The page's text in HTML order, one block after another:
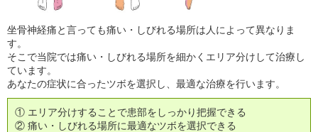
坐骨神経痛と言っても痛い・しびれる場所は人によって異なりま
す。
そこで当院では痛い・しびれる場所を細かくエリア分けして治療し
ています。
あなたの症状に合ったツボを選択し、最適な治療を行います。
① エリア分けすることで患部をしっかり把握できる
② 痛い・しびれる場所に最適なツボを選択できる